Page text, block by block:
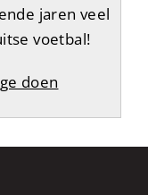
jaren veel
voetbal!
doen